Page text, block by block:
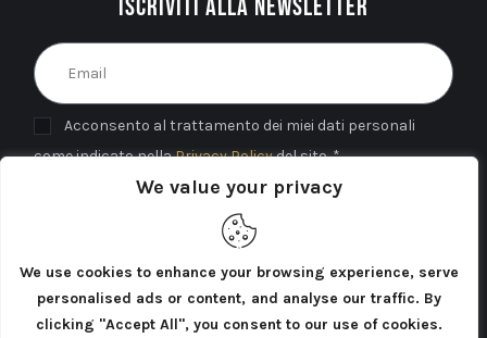
We value your privacy
We use cookies to enhance your browsing experience, serve
personalised ads or content, and analyse our traffic. By
clicking "Accept All", you consent to our use of cookies.
Iscriviti alla newsletter
Acconsento al trattamento dei miei dati personali
come indicato nellaPrivacy Policydel sito. *
INVIA